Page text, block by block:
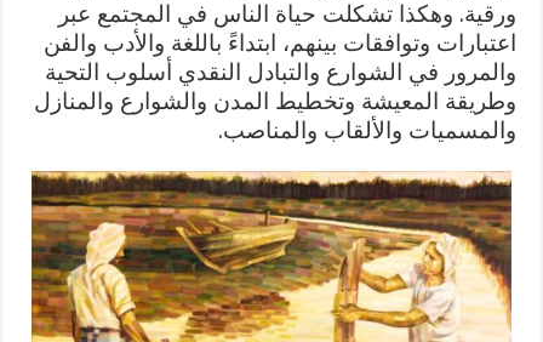
ورقية. وهكذا تشكلت حياة الناس في المجتمع عبر
اعتبارات وتوافقات بينهم، ابتداءً باللغة والأدب والفن
والمرور في الشوارع والتبادل النقدي أسلوب التحية
وطريقة المعيشة وتخطيط المدن والشوارع والمنازل
والمسميات والألقاب والمناصب.